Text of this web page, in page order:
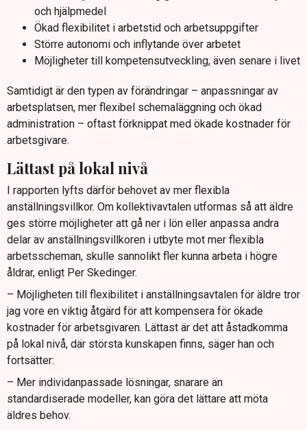
och hjälpmedel
Ökad flexibilitet i arbetstid och arbetsuppgifter
Större autonomi och inflytande över arbetet
Möjligheter till kompetensutveckling, även senare i livet
Samtidigt är den typen av förändringar – anpassningar av
arbetsplatsen, mer flexibel schemaläggning och ökad
administration – oftast förknippat med ökade kostnader för
arbetsgivare.
Lättast på lokal nivå
I rapporten lyfts därför behovet av mer flexibla
anställningsvillkor. Om kollektivavtalen utformas så att äldre
ges större möjligheter att gå ner i lön eller anpassa andra
delar av anställningsvillkoren i utbyte mot mer flexibla
arbetsscheman, skulle sannolikt fler kunna arbeta i högre
åldrar, enligt Per Skedinger.
– Möjligheten till flexibilitet i anställningsavtalen för äldre tror
jag vore en viktig åtgärd för att kompensera för ökade
kostnader för arbetsgivaren. Lättast är det att åstadkomma
på lokal nivå, där största kunskapen finns, säger han och
fortsätter:
– Mer individanpassade lösningar, snarare än
standardiserade modeller, kan göra det lättare att möta
äldres behov.